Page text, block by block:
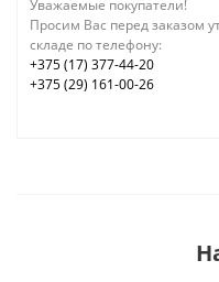
Уважаемые покупатели!
Просим Вас перед заказом
складе по телефону:
+375 (17) 377-44-20
+375 (29) 161-00-26